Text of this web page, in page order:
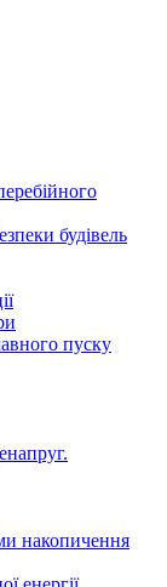
будівель
пуску
накопичення